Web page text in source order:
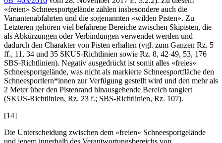
«freien» Schneesportgelände zählen insbesondere auch die
Variantenabfahrten und die sogenannten «wilden Pisten». Zu
Letzteren gehören viel befahrene Bereiche zwischen Skipisten, die
als Abkürzungen oder Verbindungen verwendet werden und
dadurch den Charakter von Pisten erhalten (vgl. zum Ganzen Rz. 5
ff., 11, 34 und 35 SKUS-Richtlinien sowie Rz. 8, 42-49, 53, 176
SBS-Richtlinien). Negativ ausgedrückt ist somit alles «freies»
Schneesportgelände, was nicht als markierte Schneesportfläche den
Schneesportlern*innen zur Verfügung gestellt wird und den mehr als
2 Meter über den Pistenrand hinausgehende Bereich tangiert
(SKUS-Richtlinien, Rz. 23 f.; SBS-Richtlinien, Rz. 107).
[14]
Die Unterscheidung zwischen dem «freien» Schneesportgelände